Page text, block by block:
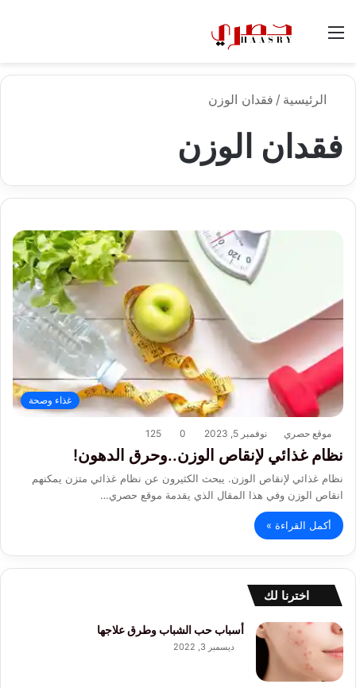
القائمة
الرئيسية / فقدان الوزن
فقدان الوزن
غذاء وصحة
موقع حصري نوفمبر 5, 2023 0
125
نظام غذائي لإنقاص الوزن..وحرق الدهون!
نظام غذائي لإنقاص الوزن. يبحث الكثيرون عن نظام غذائي متزن يمكنهم
انقاص الوزن وفي هذا المقال الذي يقدمة موقع حصري…
أكمل القراءة »
اخترنا لك
أسباب حب الشباب وطرق علاجها
ديسمبر 3, 2022